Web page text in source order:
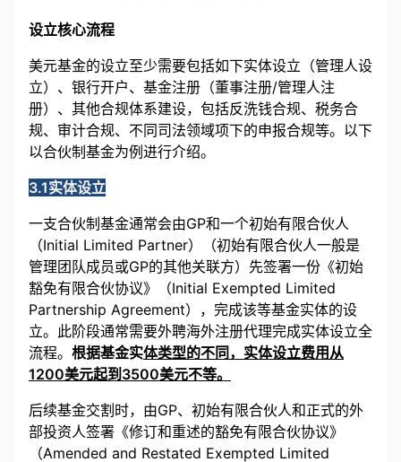
美元基金的设立至少需要包括如下实体设立（管理人设
立）、银行开户、基金注册（董事注册/管理人注
册）、其他合规体系建设，包括反洗钱合规、税务合
规、审计合规、不同司法领域项下的申报合规等。以下
一支合伙制基金通常会由GP和一个初始有限合伙人
（Initial Limited Partner）（初始有限合伙人一般是
管理团队成员或GP的其他关联方）先签署一份《初始
豁免有限合伙协议》（Initial Exempted Limited
Partnership Agreement），完成该等基金实体的设
立。此阶段通常需要外聘海外注册代理完成实体设立全
流程。根据基金实体类型的不同，实体设立费用从
后续基金交割时，由GP、初始有限合伙人和正式的外
部投资人签署《修订和重述的豁免有限合伙协议》